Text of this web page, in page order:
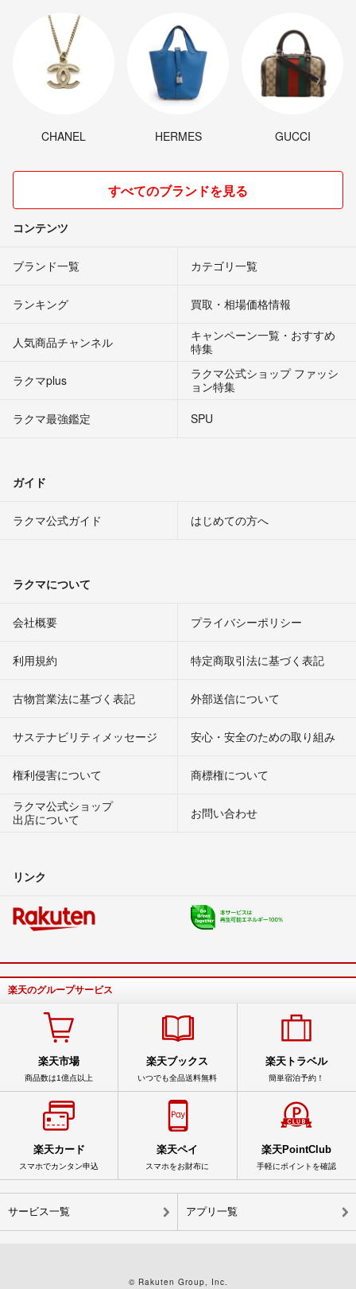
CHANEL HERMES GUCCI
すべてのブランドを見る
コンテンツ
ブランド一覧 カテゴリ一覧
ランキング 買取・相場価格情報
人気商品チャンネル
キャンペーン一覧・おすすめ
特集
ラクマplus
ラクマ公式ショップ ファッシ
ョン特集
ラクマ最強鑑定
SPU
ガイド
ラクマ公式ガイド はじめての方へ
ラクマについて
会社概要 プライバシーポリシー
利用規約 特定商取引法に基づく表記
古物営業法に基づく表記 外部送信について
サステナビリティメッセージ 安心・安全のための取り組み
権利侵害について
商標権について
ラクマ公式ショップ
出店について
お問い合わせ
リンク
楽天のグループサービス
楽天市場
商品数は1億点以上
楽天ブックス
いつでも全品送料無料
楽天トラベル
簡単宿泊予約！
楽天カード
スマホでカンタン申込
楽天ペイ
スマホをお財布に
楽天PointClub
手軽にポイントを確認
サービス一覧 アプリ一覧
© Rakuten Group, Inc.